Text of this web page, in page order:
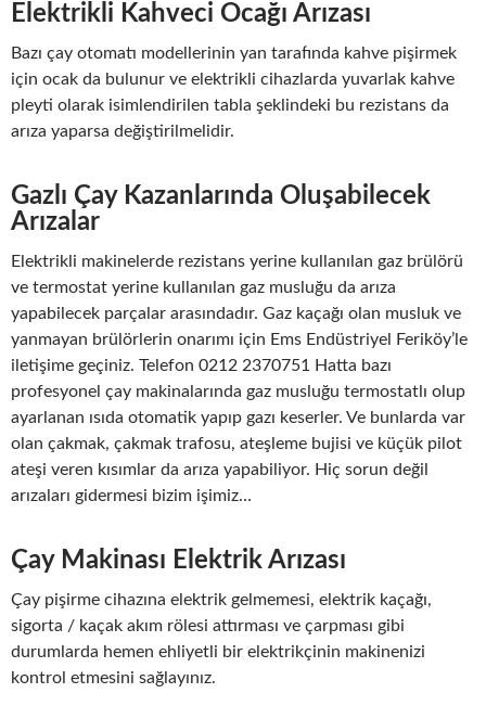
Elektrikli Kahveci Ocağı Arızası
Bazı çay otomatı modellerinin yan tarafında kahve pişirmek
için ocak da bulunur ve elektrikli cihazlarda yuvarlak kahve
pleyti olarak isimlendirilen tabla şeklindeki bu rezistans da
arıza yaparsa değiştirilmelidir.
Gazlı Çay Kazanlarında Oluşabilecek
Arızalar
Elektrikli makinelerde rezistans yerine kullanılan gaz brülörü
ve termostat yerine kullanılan gaz musluğu da arıza
yapabilecek parçalar arasındadır. Gaz kaçağı olan musluk ve
yanmayan brülörlerin onarımı için Ems Endüstriyel Feriköy’le
iletişime geçiniz. Telefon 0212 2370751 Hatta bazı
profesyonel çay makinalarında gaz musluğu termostatlı olup
ayarlanan ısıda otomatik yapıp gazı keserler. Ve bunlarda var
olan çakmak, çakmak trafosu, ateşleme bujisi ve küçük pilot
ateşi veren kısımlar da arıza yapabiliyor. Hiç sorun değil
arızaları gidermesi bizim işimiz…
Çay Makinası Elektrik Arızası
Çay pişirme cihazına elektrik gelmemesi, elektrik kaçağı,
sigorta / kaçak akım rölesi attırması ve çarpması gibi
durumlarda hemen ehliyetli bir elektrikçinin makinenizi
kontrol etmesini sağlayınız.